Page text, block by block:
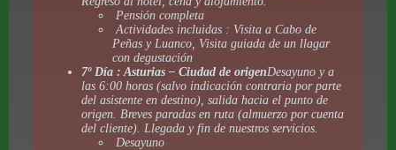
Pensión completa
Actividades incluidas : Visita a Cabo de
Peñas y Luanco, Visita guiada de un llagar
con degustación
7º Día : Asturias – Ciudad de origenDesayuno y a
las 6:00 horas (salvo indicación contraria por parte
del asistente en destino), salida hacia el punto de
origen. Breves paradas en ruta (almuerzo por cuenta
del cliente). Llegada y fin de nuestros servicios.
Desayuno